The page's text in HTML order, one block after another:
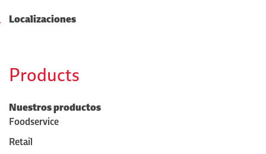
Localizaciones
Products
Nuestros productos
Foodservice
Retail